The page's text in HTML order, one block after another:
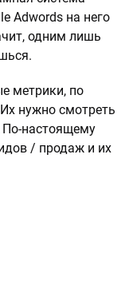
Adwords на него
одним лишь
метрики, по
нужно смотреть
По-настоящему
/ продаж и их